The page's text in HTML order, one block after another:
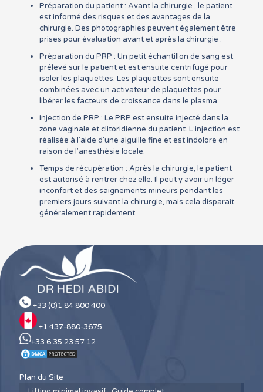
Préparation du patient : Avant la chirurgie , le patient
est informé des risques et des avantages de la
chirurgie. Des photographies peuvent également être
prises pour évaluation avant et après la chirurgie .
Préparation du PRP : Un petit échantillon de sang est
prélevé sur le patient et est ensuite centrifugé pour
isoler les plaquettes. Les plaquettes sont ensuite
combinées avec un activateur de plaquettes pour
libérer les facteurs de croissance dans le plasma.
Injection de PRP : Le PRP est ensuite injecté dans la
zone vaginale et clitoridienne du patient. L’injection est
réalisée à l’aide d’une aiguille fine et est indolore en
raison de l’anesthésie locale.
Temps de récupération : Après la chirurgie, le patient
est autorisé à rentrer chez elle. Il peut y avoir un léger
inconfort et des saignements mineurs pendant les
premiers jours suivant la chirurgie, mais cela disparaît
généralement rapidement.
+33 (0)1 84 800 400
+1 437-880-3675
+33 6 35 23 57 12
Plan du Site